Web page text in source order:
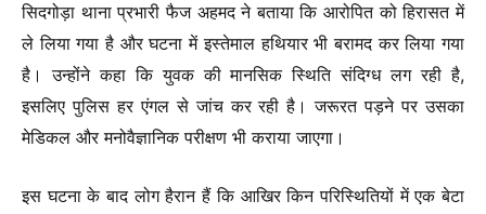
सिदगोड़ा थाना प्रभारी फैज अहमद ने बताया कि आरोपित को हिरासत में
ले लिया गया है और घटना में इस्तेमाल हथियार भी बरामद कर लिया गया
है। उन्होंने कहा कि युवक की मानसिक स्थिति संदिग्ध लग रही है,
इसलिए पुलिस हर एंगल से जांच कर रही है। जरूरत पड़ने पर उसका
मेडिकल और मनोवैज्ञानिक परीक्षण भी कराया जाएगा।
इस घटना के बाद लोग हैरान हैं कि आखिर किन परिस्थितियों में एक बेटा